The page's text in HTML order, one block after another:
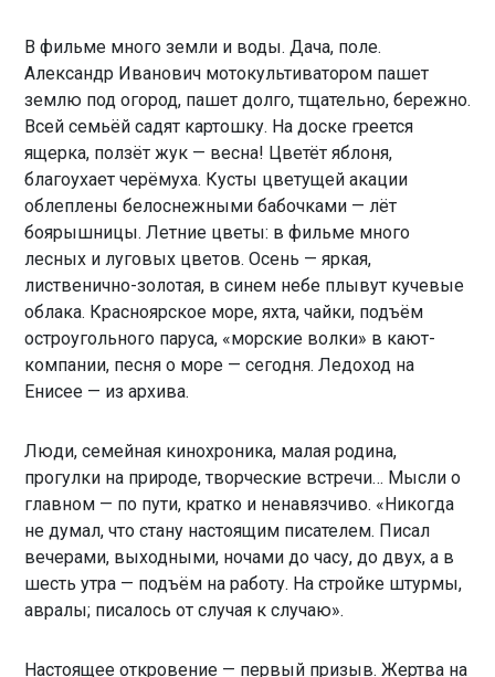
В фильме много земли и воды. Дача, поле.
Александр Иванович мотокультиватором пашет
землю под огород, пашет долго, тщательно, бережно.
Всей семьёй садят картошку. На доске греется
ящерка, ползёт жук — весна! Цветёт яблоня,
благоухает черёмуха. Кусты цветущей акации
облеплены белоснежными бабочками — лёт
боярышницы. Летние цветы: в фильме много
лесных и луговых цветов. Осень — яркая,
лиственично-золотая, в синем небе плывут кучевые
облака. Красноярское море, яхта, чайки, подъём
остроугольного паруса, «морские волки» в кают-
компании, песня о море — сегодня. Ледоход на
Енисее — из архива.
Люди, семейная кинохроника, малая родина,
прогулки на природе, творческие встречи… Мысли о
главном — по пути, кратко и ненавязчиво. «Никогда
не думал, что стану настоящим писателем. Писал
вечерами, выходными, ночами до часу, до двух, а в
шесть утра — подъём на работу. На стройке штурмы,
авралы; писалось от случая к случаю».
Настоящее откровение — первый призыв. Жертва на